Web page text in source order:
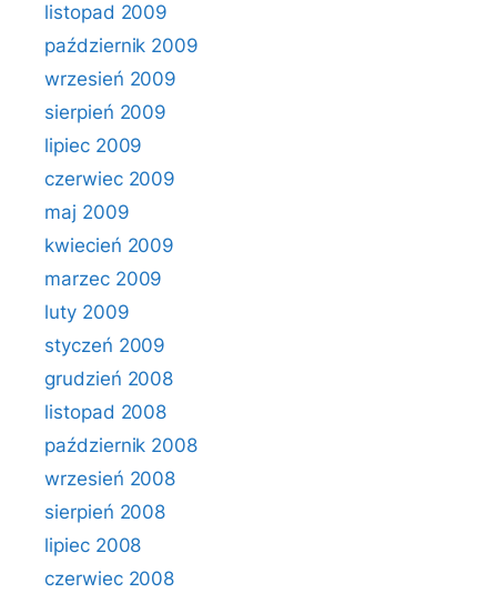
listopad 2009
październik 2009
wrzesień 2009
sierpień 2009
lipiec 2009
czerwiec 2009
maj 2009
kwiecień 2009
marzec 2009
luty 2009
styczeń 2009
grudzień 2008
listopad 2008
październik 2008
wrzesień 2008
sierpień 2008
lipiec 2008
czerwiec 2008